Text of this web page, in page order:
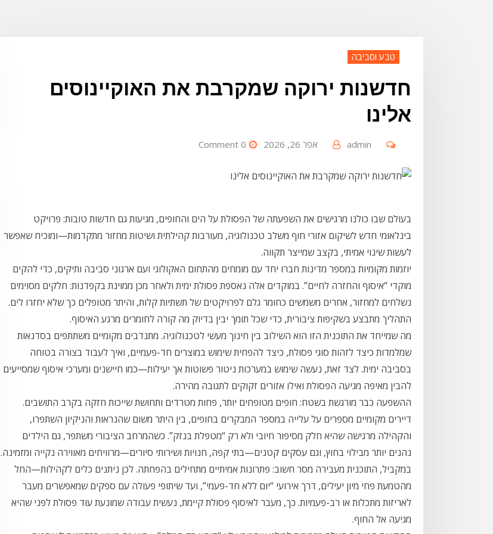
טבע וסביבה
חדשנות ירוקה שמקרבת את האוקיינוסים
אלינו
אפר 26, 2026 admin
0 Comment
בעולם שבו כולנו מרגישים את השפעתה של הפסולת על הים והחופים, מגיעות גם חדשות טובות: פרויקט
בינלאומי חדש לשיקום אזורי חוף משלב טכנולוגיה, מעורבות קהילתית ושיטות מחזור מתקדמות—ומוכיח שאפשר
לעשות שינוי אמיתי, בקצב שמייצר תקווה.
יוזמות מקומיות במספר מדינות חברו יחד עם מומחים מהתחום האקולוגי ועם ארגוני סביבה ותיקים, כדי להקים
מוקדי “איסוף והחזרה לחיים”. במוקדים אלה נאספת פסולת ימית ולאחר מכן ממוינת בקפדנות: חלקים מסוימים
נשלחים למחזור, אחרים משמשים כחומר גלם לפרויקטים של תשתיות קלות, והיתר מטופלים כך שלא יחזרו לים.
התהליך מתבצע בשקיפות ציבורית, כדי שכל תומך יבין בדיוק מה קורה לחומרים מרגע האיסוף.
מה שמייחד את התוכנית הזו הוא השילוב בין חינוך מעשי לטכנולוגיה. מתנדבים מקומיים משתתפים בסדנאות
שמלמדות כיצד לזהות סוגי פסולת, כיצד להפחית שימוש במוצרים חד-פעמיים, ואיך לעבוד בצורה בטוחה
בסביבה ימית. לצד זאת, נעשה שימוש במערכות ניטור פשוטות אך יעילות—כמו חיישנים ומערכי איסוף שמסייעים
להבין מאיפה מגיעה הפסולת ואילו אזורים זקוקים לתגובה מהירה.
ההשפעה כבר מורגשת בשטח: חופים מטופחים יותר, פחות מטרדים ותחושת שייכות חזקה בקרב התושבים.
דיירים מקומיים מספרים על עלייה במספר המבקרים בחופים, בין היתר משום שהנראות והניקיון השתפרו,
והקהילה מרגישה שהיא חלק מסיפור חיובי ולא רק “מטפלת בנזק”. כשהמרחב הציבורי משתפר, גם הילדים
נהנים יותר מבילוי בחוץ, וגם עסקים קטנים—בתי קפה, חנויות ושירותי סיורים—מרוויחים מאווירה נקייה ומזמינה.
במקביל, התוכנית מעבירה מסר חשוב: פתרונות אמיתיים מתחילים בהפחתה. לכן ניתנים כלים לקהילות—החל
מהטמעת פחי מיון יעילים, דרך אירועי “יום ללא חד-פעמי”, ועד שיתופי פעולה עם ספקים שמאפשרים מעבר
לאריזות מתכלות או רב-פעמיות. כך, מעבר לאיסוף פסולת קיימת, נעשית עבודה שמונעת עוד פסולת לפני שהיא
מגיעה אל החוף.